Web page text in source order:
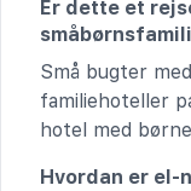
Er dette et
Små bugter
familiehoteller
hotel med
Hvordan er el-